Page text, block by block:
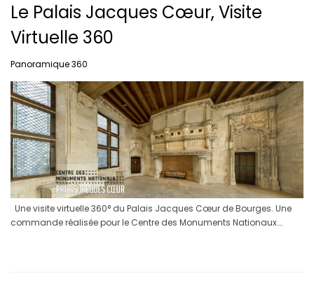
Le Palais Jacques Cœur, Visite
Virtuelle 360
Panoramique 360
Une visite virtuelle 360° du Palais Jacques Cœur de Bourges. Une
commande réalisée pour le Centre des Monuments Nationaux….